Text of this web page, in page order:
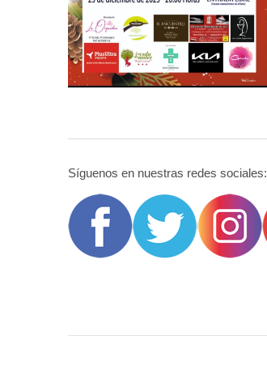
Síguenos en nuestras redes sociales: